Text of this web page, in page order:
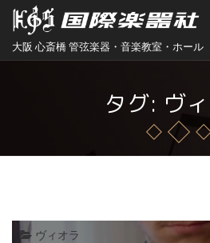
大阪 心斎橋 管弦楽器・音楽教室・ホール
タグ: ヴ
ヴィオラ